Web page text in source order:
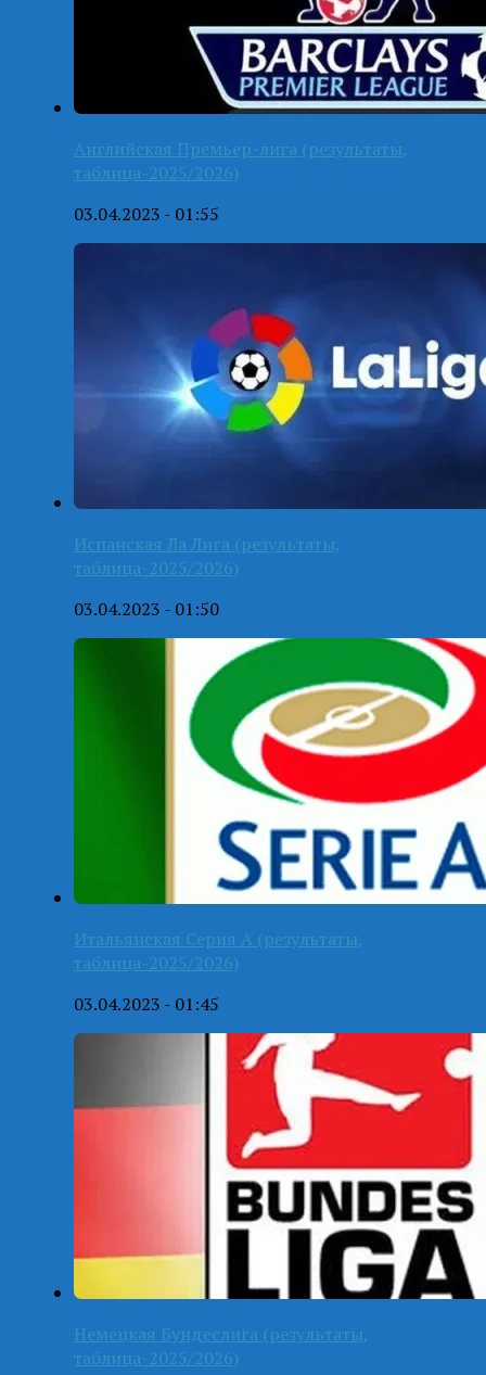
Английская Премьер-лига (результаты,
таблица-2025/2026)
03.04.2023 - 01:55
Испанская Ла Лига (результаты,
таблица-2025/2026)
03.04.2023 - 01:50
Итальянская Серия А (результаты,
таблица-2025/2026)
03.04.2023 - 01:45
Немецкая Бундеслига (результаты,
таблица-2025/2026)